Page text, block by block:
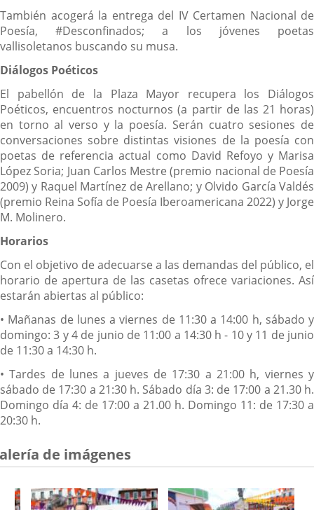
También acogerá la entrega del IV Certamen Nacional de
Poesía, #Desconfinados; a los jóvenes poetas
vallisoletanos buscando su musa.
Diálogos Poéticos
El pabellón de la Plaza Mayor recupera los Diálogos
Poéticos, encuentros nocturnos (a partir de las 21 horas)
en torno al verso y la poesía. Serán cuatro sesiones de
conversaciones sobre distintas visiones de la poesía con
poetas de referencia actual como David Refoyo y Marisa
López Soria; Juan Carlos Mestre (premio nacional de Poesía
2009) y Raquel Martínez de Arellano; y Olvido García Valdés
(premio Reina Sofía de Poesía Iberoamericana 2022) y Jorge
M. Molinero.
Horarios
Con el objetivo de adecuarse a las demandas del público, el
horario de apertura de las casetas ofrece variaciones. Así
estarán abiertas al público:
• Mañanas de lunes a viernes de 11:30 a 14:00 h, sábado y
domingo: 3 y 4 de junio de 11:00 a 14:30 h - 10 y 11 de junio
de 11:30 a 14:30 h.
• Tardes de lunes a jueves de 17:30 a 21:00 h, viernes y
sábado de 17:30 a 21:30 h. Sábado día 3: de 17:00 a 21.30 h.
Domingo día 4: de 17:00 a 21.00 h. Domingo 11: de 17:30 a
20:30 h.
de imágenes